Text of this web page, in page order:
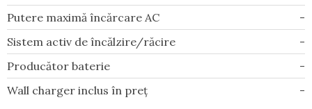
Putere maximă încărcare AC
-
Sistem activ de încălzire/răcire
-
Producător baterie
-
Wall charger inclus în preț
-